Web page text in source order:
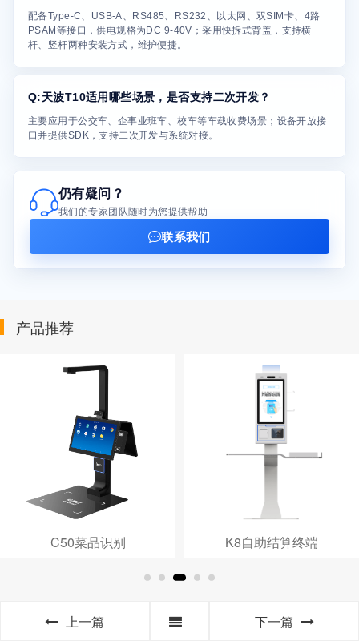
配备Type-C、USB-A、RS485、RS232、以太网、双SIM卡、4路
PSAM等接口，供电规格为DC 9-40V；采用快拆式背盖，支持横
杆、竖杆两种安装方式，维护便捷。
Q:天波T10适用哪些场景，是否支持二次开发？
主要应用于公交车、企事业班车、校车等车载收费场景；设备开放接
口并提供SDK，支持二次开发与系统对接。
仍有疑问？
我们的专家团队随时为您提供帮助
联系我们
产品推荐
C50菜品识别 K8自助结算终端
上一篇 下一篇